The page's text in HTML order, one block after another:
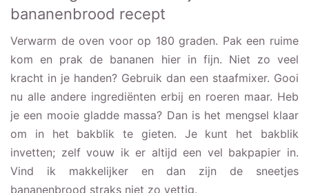
bananenbrood recept
Verwarm de oven voor op 180 graden. Pak een ruime
kom en prak de bananen hier in fijn. Niet zo veel
kracht in je handen? Gebruik dan een staafmixer. Gooi
nu alle andere ingrediënten erbij en roeren maar. Heb
je een mooie gladde massa? Dan is het mengsel klaar
om in het bakblik te gieten. Je kunt het bakblik
invetten; zelf vouw ik er altijd een vel bakpapier in.
Vind ik makkelijker en dan zijn de sneetjes
bananenbrood straks niet zo vettig.